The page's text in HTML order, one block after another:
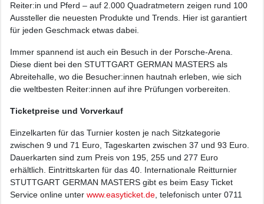
Reiter:in und Pferd – auf 2.000 Quadratmetern zeigen rund 100
Aussteller die neuesten Produkte und Trends. Hier ist garantiert
für jeden Geschmack etwas dabei.
Immer spannend ist auch ein Besuch in der Porsche-Arena.
Diese dient bei den STUTTGART GERMAN MASTERS als
Abreitehalle, wo die Besucher:innen hautnah erleben, wie sich
die weltbesten Reiter:innen auf ihre Prüfungen vorbereiten.
Ticketpreise und Vorverkauf
Einzelkarten für das Turnier kosten je nach Sitzkategorie
zwischen 9 und 71 Euro, Tageskarten zwischen 37 und 93 Euro.
Dauerkarten sind zum Preis von 195, 255 und 277 Euro
erhältlich. Eintrittskarten für das 40. Internationale Reitturnier
STUTTGART GERMAN MASTERS gibt es beim Easy Ticket
Service online unter www.easyticket.de, telefonisch unter 0711